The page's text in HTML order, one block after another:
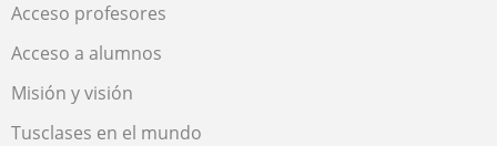
Acceso profesores
Acceso a alumnos
Misión y visión
Tusclases en el mundo